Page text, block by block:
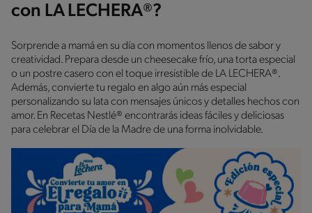
con LA LECHERA®?
Sorprende a mamá en su día con momentos llenos de sabor y
creatividad. Prepara desde un cheesecake frío, una torta especial
o un postre casero con el toque irresistible de LA LECHERA®.
Además, convierte tu regalo en algo aún más especial
personalizando su lata con mensajes únicos y detalles hechos con
amor. En Recetas Nestlé® encontrarás ideas fáciles y deliciosas
para celebrar el Día de la Madre de una forma inolvidable.